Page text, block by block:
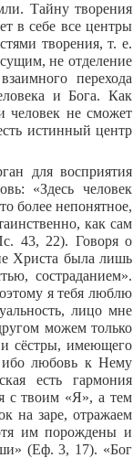
Тайну творения
в себе все центры
творения, т. е.
не отделение
перехода
и Бога. Как
человек не сможет
истинный центр
для восприятия
«Здесь человек
более непонятное,
как сам
43, 22). Говоря о
Христа была лишь
состраданием».
я тебя люблю
лицо мне
можем только
сёстры, имеющего
ибо любовь к Нему
есть гармония
с твоим «Я», а тем
на заре, отражаем
им порождены и
(Еф. 3, 17). «Бог